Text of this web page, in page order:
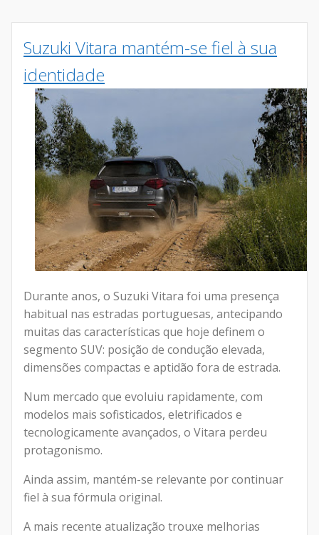
Suzuki Vitara mantém-se fiel à sua
identidade
Durante anos, o Suzuki Vitara foi uma presença
habitual nas estradas portuguesas, antecipando
muitas das características que hoje definem o
segmento SUV: posição de condução elevada,
dimensões compactas e aptidão fora de estrada.
Num mercado que evoluiu rapidamente, com
modelos mais sofisticados, eletrificados e
tecnologicamente avançados, o Vitara perdeu
protagonismo.
Ainda assim, mantém-se relevante por continuar
fiel à sua fórmula original.
A mais recente atualização trouxe melhorias